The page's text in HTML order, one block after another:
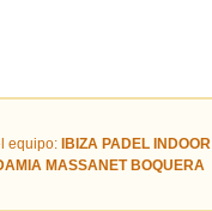
equipo: IBIZA PADEL INDOOR
MASSANET BOQUERA